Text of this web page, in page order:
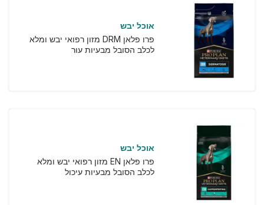
אוכל יבש
פרו פלאן DRM מזון רפואי יבש ומלא
לכלב הסובל מבעיות עור
אוכל יבש
פרו פלאן EN מזון רפואי יבש ומלא
לכלב הסובל מבעיות עיכול